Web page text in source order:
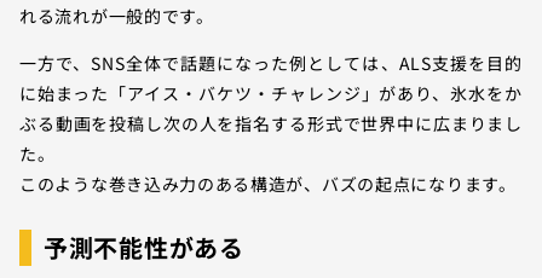
れる流れが一般的です。
一方で、SNS全体で話題になった例としては、ALS支援を目的
に始まった「アイス・バケツ・チャレンジ」があり、氷水をか
ぶる動画を投稿し次の人を指名する形式で世界中に広まりまし
た。
このような巻き込み力のある構造が、バズの起点になります。
予測不能性がある